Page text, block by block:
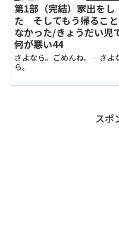
第1部（完結）家出をし
た そしてもう帰るこ
なかった/きょうだい児
何が悪い44
さよなら。ごめんね。…さよ
ら。
スポ